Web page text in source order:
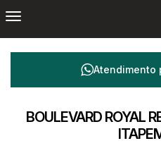
Atendimento
BOULEVARD ROYAL